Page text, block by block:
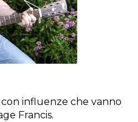
influenze che vanno
Francis.